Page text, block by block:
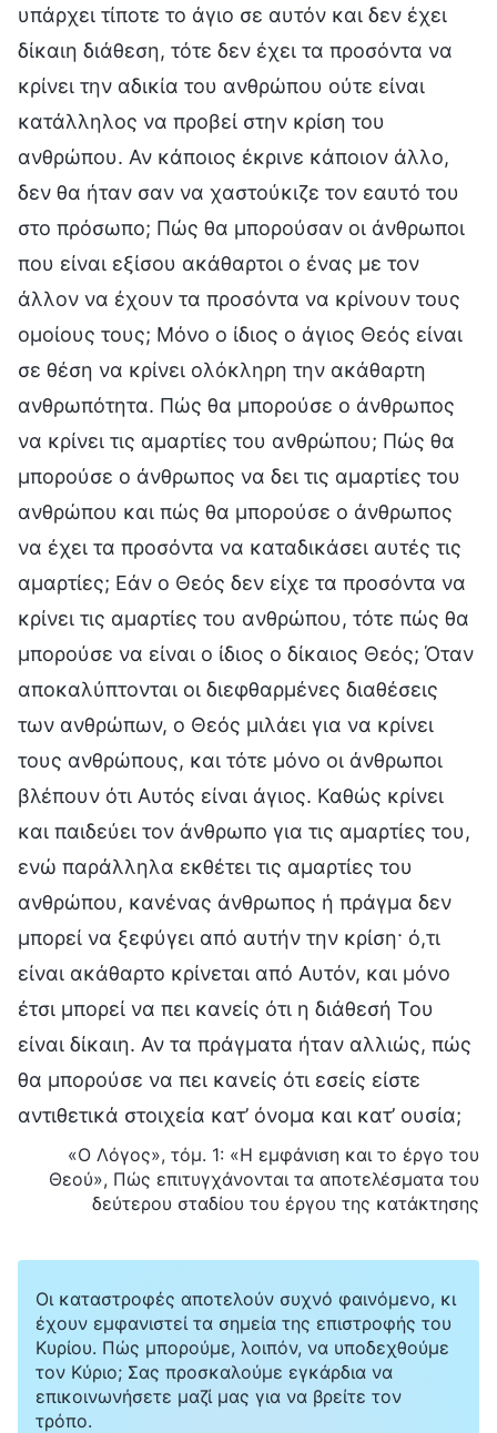
υπάρχει τίποτε το άγιο σε αυτόν και δεν έχει
δίκαιη διάθεση, τότε δεν έχει τα προσόντα να
κρίνει την αδικία του ανθρώπου ούτε είναι
κατάλληλος να προβεί στην κρίση του
ανθρώπου. Αν κάποιος έκρινε κάποιον άλλο,
δεν θα ήταν σαν να χαστούκιζε τον εαυτό του
στο πρόσωπο; Πώς θα μπορούσαν οι άνθρωποι
που είναι εξίσου ακάθαρτοι ο ένας με τον
άλλον να έχουν τα προσόντα να κρίνουν τους
ομοίους τους; Μόνο ο ίδιος ο άγιος Θεός είναι
σε θέση να κρίνει ολόκληρη την ακάθαρτη
ανθρωπότητα. Πώς θα μπορούσε ο άνθρωπος
να κρίνει τις αμαρτίες του ανθρώπου; Πώς θα
μπορούσε ο άνθρωπος να δει τις αμαρτίες του
ανθρώπου και πώς θα μπορούσε ο άνθρωπος
να έχει τα προσόντα να καταδικάσει αυτές τις
αμαρτίες; Εάν ο Θεός δεν είχε τα προσόντα να
κρίνει τις αμαρτίες του ανθρώπου, τότε πώς θα
μπορούσε να είναι ο ίδιος ο δίκαιος Θεός; Όταν
αποκαλύπτονται οι διεφθαρμένες διαθέσεις
των ανθρώπων, ο Θεός μιλάει για να κρίνει
τους ανθρώπους, και τότε μόνο οι άνθρωποι
βλέπουν ότι Αυτός είναι άγιος. Καθώς κρίνει
και παιδεύει τον άνθρωπο για τις αμαρτίες του,
ενώ παράλληλα εκθέτει τις αμαρτίες του
ανθρώπου, κανένας άνθρωπος ή πράγμα δεν
μπορεί να ξεφύγει από αυτήν την κρίση· ό,τι
είναι ακάθαρτο κρίνεται από Αυτόν, και μόνο
έτσι μπορεί να πει κανείς ότι η διάθεσή Του
είναι δίκαιη. Αν τα πράγματα ήταν αλλιώς, πώς
θα μπορούσε να πει κανείς ότι εσείς είστε
αντιθετικά στοιχεία κατ’ όνομα και κατ’ ουσία;
«Ο Λόγος», τόμ. 1: «Η εμφάνιση και το έργο του
Θεού», Πώς επιτυγχάνονται τα αποτελέσματα του
δεύτερου σταδίου του έργου της κατάκτησης
Οι καταστροφές αποτελούν συχνό φαινόμενο, κι
έχουν εμφανιστεί τα σημεία της επιστροφής του
Κυρίου. Πώς μπορούμε, λοιπόν, να υποδεχθούμε
τον Κύριο; Σας προσκαλούμε εγκάρδια να
επικοινωνήσετε μαζί μας για να βρείτε τον
τρόπο.